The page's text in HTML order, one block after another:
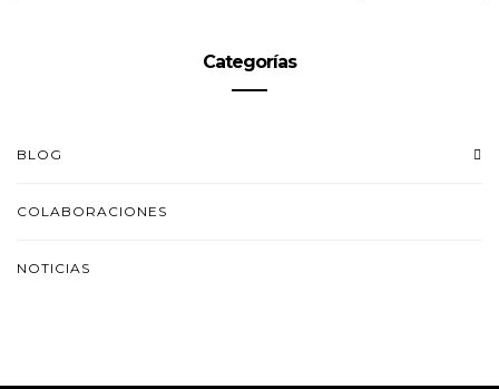
Categorías
BLOG
COLABORACIONES
NOTICIAS